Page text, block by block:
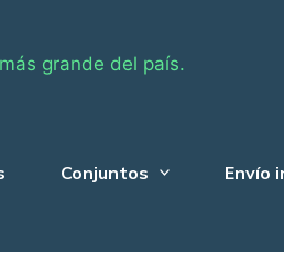
grande del país.
Conjuntos Envío